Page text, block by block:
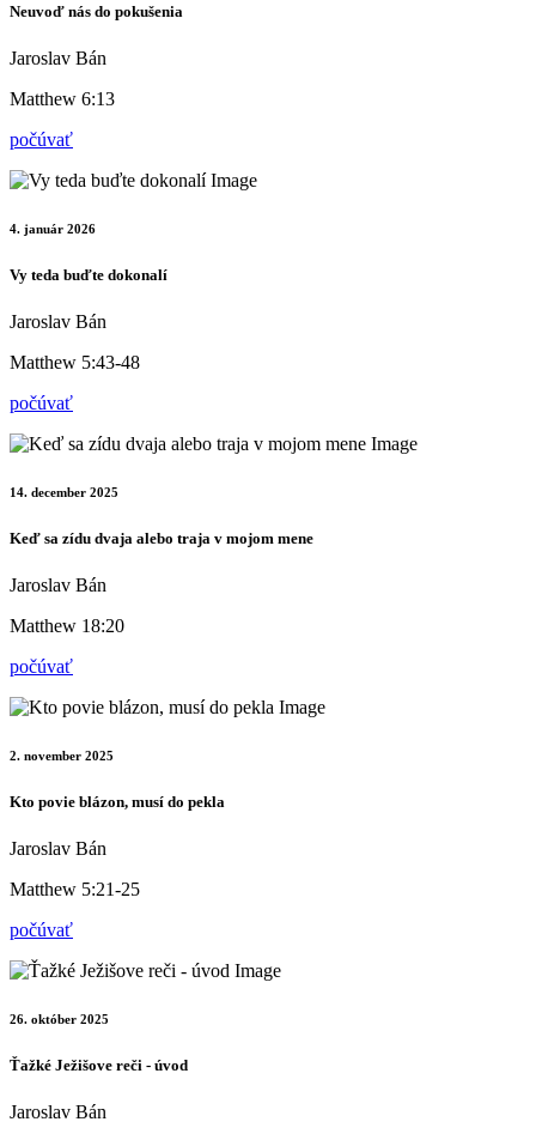
Neuvoď nás do pokušenia
Jaroslav Bán
Matthew 6:13
počúvať
4. január 2026
Vy teda buďte dokonalí
Jaroslav Bán
Matthew 5:43-48
počúvať
14. december 2025
Keď sa zídu dvaja alebo traja v mojom mene
Jaroslav Bán
Matthew 18:20
počúvať
2. november 2025
Kto povie blázon, musí do pekla
Jaroslav Bán
Matthew 5:21-25
počúvať
26. október 2025
Ťažké Ježišove reči - úvod
Jaroslav Bán